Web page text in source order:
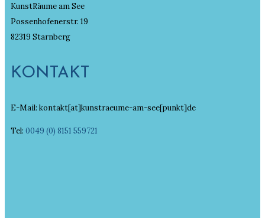
KunstRäume am See
Possenhofenerstr. 19
82319 Starnberg
KONTAKT
E-Mail: kontakt[at]kunstraeume-am-see[punkt]de
Tel: 0049 (0) 8151 559721